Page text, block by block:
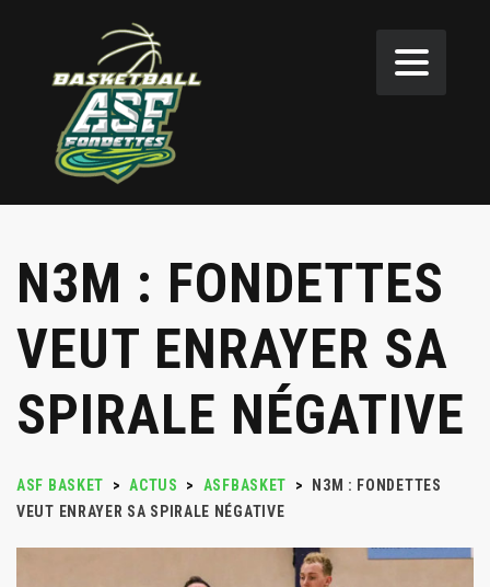
N3M : FONDETTES
VEUT ENRAYER SA
SPIRALE NÉGATIVE
ASF BASKET > ACTUS > ASFBASKET >
N3M : FONDETTES
VEUT ENRAYER SA SPIRALE NÉGATIVE